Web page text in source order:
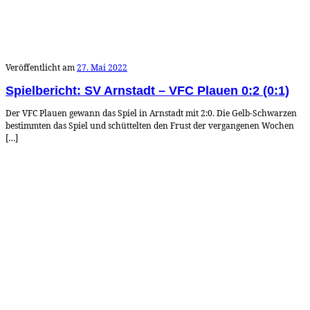
Veröffentlicht am27. Mai 2022
Spielbericht: SV Arnstadt – VFC Plauen 0:2 (0:1)
Der VFC Plauen gewann das Spiel in Arnstadt mit 2:0. Die Gelb-Schwarzen
bestimmten das Spiel und schüttelten den Frust der vergangenen Wochen
[…]